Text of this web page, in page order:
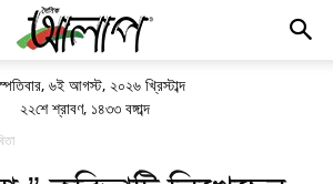
, ৬ই আগস্ট, ২০২৬ খ্রিস্টাব্দ
২২শে শ্রাবণ, ১৪৩৩ বঙ্গাব্দ